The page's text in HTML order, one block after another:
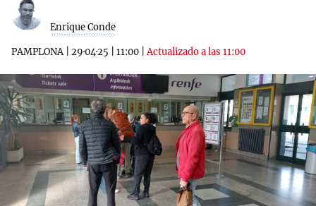
Enrique Conde
PAMPLONA| 29·04·25 11:00 |Actualizado a las 11:00